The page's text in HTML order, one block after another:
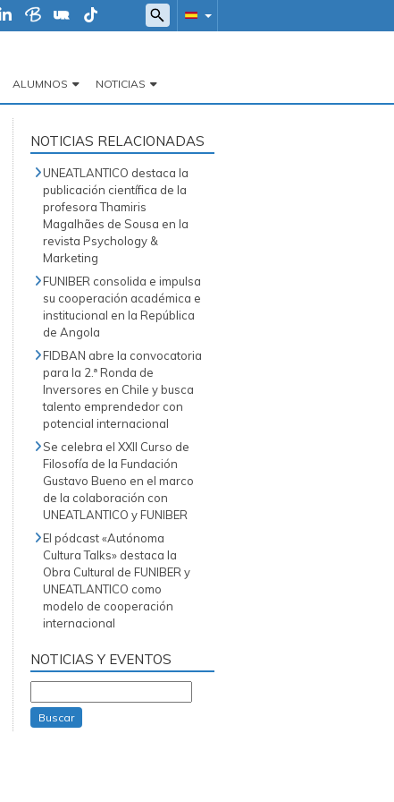
ALUMNOS NOTICIAS
NOTICIAS RELACIONADAS
UNEATLANTICO destaca la
publicación científica de la
profesora Thamiris
Magalhães de Sousa en la
revista Psychology &
Marketing
FUNIBER consolida e impulsa
su cooperación académica e
institucional en la República
de Angola
FIDBAN abre la convocatoria
para la 2.ª Ronda de
Inversores en Chile y busca
talento emprendedor con
potencial internacional
Se celebra el XXII Curso de
Filosofía de la Fundación
Gustavo Bueno en el marco
de la colaboración con
UNEATLANTICO y FUNIBER
El pódcast «Autónoma
Cultura Talks» destaca la
Obra Cultural de FUNIBER y
UNEATLANTICO como
modelo de cooperación
internacional
NOTICIAS Y EVENTOS
Buscar